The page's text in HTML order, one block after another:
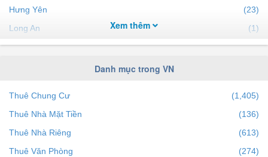
Hưng Yên
(23)
Long An
(1)
Khánh Hòa
(18)
(14)
(4)
(0)
Xem thêm
Danh mục trong VN
Thuê Chung Cư
(1,405)
Thuê Nhà Mặt Tiền
(136)
Thuê Nhà Riêng
(613)
Thuê Văn Phòng
(274)